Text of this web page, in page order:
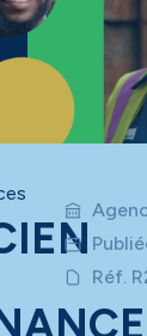
Réf.